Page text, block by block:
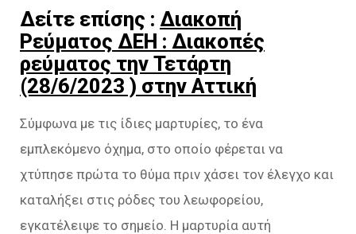
Δείτε επίσης : Διακοπή
Ρεύματος ΔΕΗ : Διακοπές
ρεύματος την Τετάρτη
(28/6/2023 ) στην Αττική
Σύμφωνα με τις ίδιες μαρτυρίες, το ένα
εμπλεκόμενο όχημα, στο οποίο φέρεται να
χτύπησε πρώτα το θύμα πριν χάσει τον έλεγχο και
καταλήξει στις ρόδες του λεωφορείου,
εγκατέλειψε το σημείο. Η μαρτυρία αυτή